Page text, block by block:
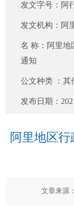
发文字号： 阿
发文机构： 阿
名 称： 阿里地
通知
公文种类 ：其
发布日期：
阿里地区
文章来源